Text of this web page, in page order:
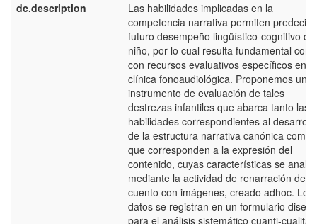
dc.description
Las habilidades implicadas en la
competencia narrativa permiten predecir
futuro desempeño lingüístico-cognitivo del
niño, por lo cual resulta fundamental
con recursos evaluativos específicos en la
clínica fonoaudiológica. Proponemos un
instrumento de evaluación de tales
destrezas infantiles que abarca tanto las
habilidades correspondientes al desarrollo
de la estructura narrativa canónica como
que corresponden a la expresión del
contenido, cuyas características se
mediante la actividad de renarración de
cuento con imágenes, creado adhoc. Los
datos se registran en un formulario
para el análisis sistemático cuanti-